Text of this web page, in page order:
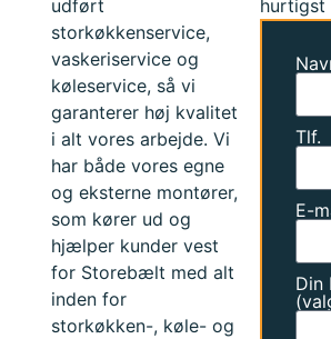
udført
storkøkkenservice,
vaskeriservice og
køleservice, så vi
garanterer høj kvalitet
i alt vores arbejde. Vi
har både vores egne
og eksterne montører,
som kører ud og
hjælper kunder vest
for Storebælt med alt
inden for
storkøkken-, køle- og
hurtigst
Tlf.
E-
Din